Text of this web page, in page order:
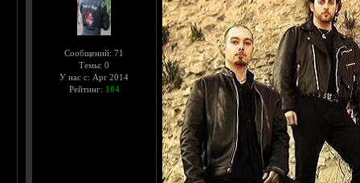
Сообщений: 71
Темы: 0
У нас с: Apr 2014
Рейтинг: 104